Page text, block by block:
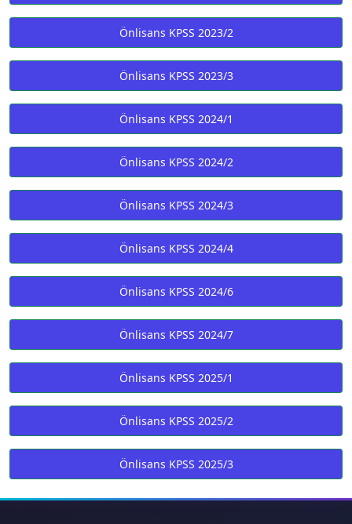
Önlisans KPSS 2023/2
Önlisans KPSS 2023/3
Önlisans KPSS 2024/1
Önlisans KPSS 2024/2
Önlisans KPSS 2024/3
Önlisans KPSS 2024/4
Önlisans KPSS 2024/6
Önlisans KPSS 2024/7
Önlisans KPSS 2025/1
Önlisans KPSS 2025/2
Önlisans KPSS 2025/3